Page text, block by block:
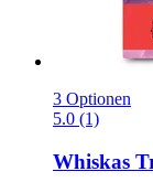
3 Optionen
5.0 (1)
Whiskas